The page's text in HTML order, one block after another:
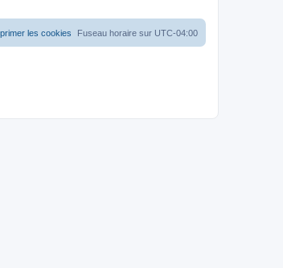
Fuseau horaire sur UTC-04:00
les cookies